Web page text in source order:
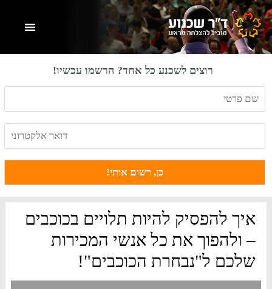
Skip
to
main
Skip
to
primary
Skip
to
footer
רוצים לשכנע כל אחד? הרשמו עכשיו!
איך להפסיק להיות תלויים בכוכבים
– ולהפוך את כל אנשי המכירות
שלכם ל"נבחרת הכוכבים"!